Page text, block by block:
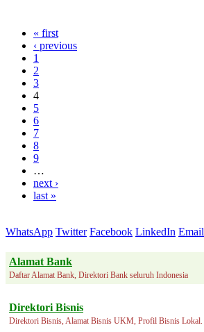
« first
‹ previous
1
2
3
4
5
6
7
8
9
…
next ›
last »
WhatsApp Twitter Facebook LinkedIn Email
Alamat Bank
Daftar Alamat Bank, Direktori Bank seluruh Indonesia
Direktori Bisnis
Direktori Bisnis, Alamat Bisnis UKM, Profil Bisnis Lokal.